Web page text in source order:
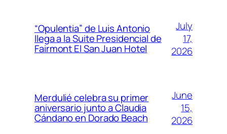
“Opulentia” de Luis Antonio
llega a la Suite Presidencial de
Fairmont El San Juan Hotel
July
17,
2026
Merdulié celebra su primer
aniversario junto a Claudia
Cándano en Dorado Beach
June
15,
2026